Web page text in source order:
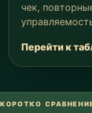
чек,
Перейти к
КОРОТКО •